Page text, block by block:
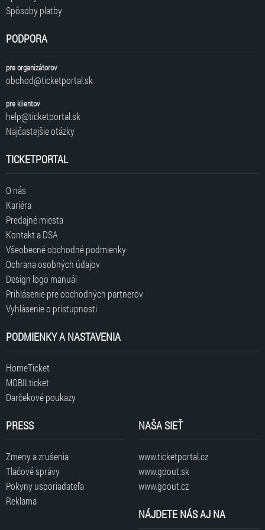
Spôsoby platby
PODPORA
pre organizátorov
obchod@ticketportal.sk
pre klientov
help@ticketportal.sk
Najčastejšie otázky
TICKETPORTAL
O nás
Kariéra
Predajné miesta
Kontakt a DSA
Všeobecné obchodné podmienky
Ochrana osobných údajov
Design logo manuál
Prihlásenie pre obchodných partnerov
Vyhlásenie o prístupnosti
PODMIENKY A NASTAVENIA
HomeTicket
MOBILticket
Darčekové poukazy
PRESS
Zmeny a zrušenia
Tlačové správy
Pokyny usporiadateľa
Reklama
NAŠA SIEŤ
www.ticketportal.cz
www.goout.sk
www.goout.cz
NÁJDETE NÁS AJ NA